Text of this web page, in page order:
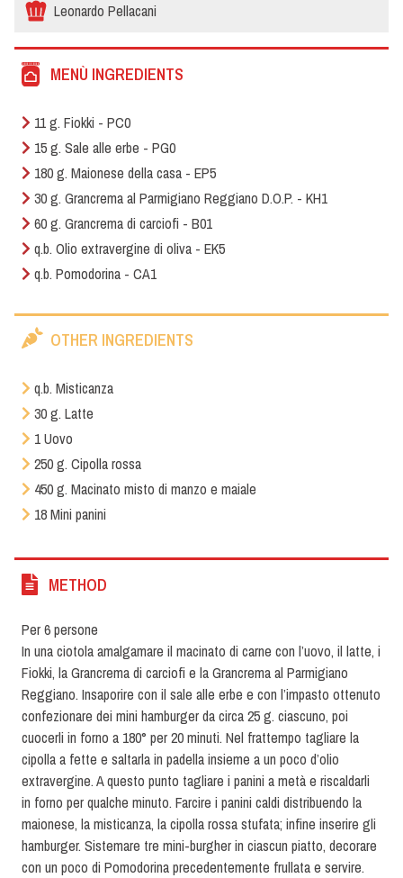
Leonardo Pellacani
MENÙ INGREDIENTS
11 g. Fiokki - PC0
15 g. Sale alle erbe - PG0
180 g. Maionese della casa - EP5
30 g. Grancrema al Parmigiano Reggiano D.O.P. - KH1
60 g. Grancrema di carciofi - B01
q.b. Olio extravergine di oliva - EK5
q.b. Pomodorina - CA1
OTHER INGREDIENTS
q.b. Misticanza
30 g. Latte
1 Uovo
250 g. Cipolla rossa
450 g. Macinato misto di manzo e maiale
18 Mini panini
METHOD
Per 6 persone
In una ciotola amalgamare il macinato di carne con l’uovo, il latte, i
Fiokki, la Grancrema di carciofi e la Grancrema al Parmigiano
Reggiano. Insaporire con il sale alle erbe e con l’impasto ottenuto
confezionare dei mini hamburger da circa 25 g. ciascuno, poi
cuocerli in forno a 180° per 20 minuti. Nel frattempo tagliare la
cipolla a fette e saltarla in padella insieme a un poco d’olio
extravergine. A questo punto tagliare i panini a metà e riscaldarli
in forno per qualche minuto. Farcire i panini caldi distribuendo la
maionese, la misticanza, la cipolla rossa stufata; infine inserire gli
hamburger. Sistemare tre mini-burgher in ciascun piatto, decorare
con un poco di Pomodorina precedentemente frullata e servire.